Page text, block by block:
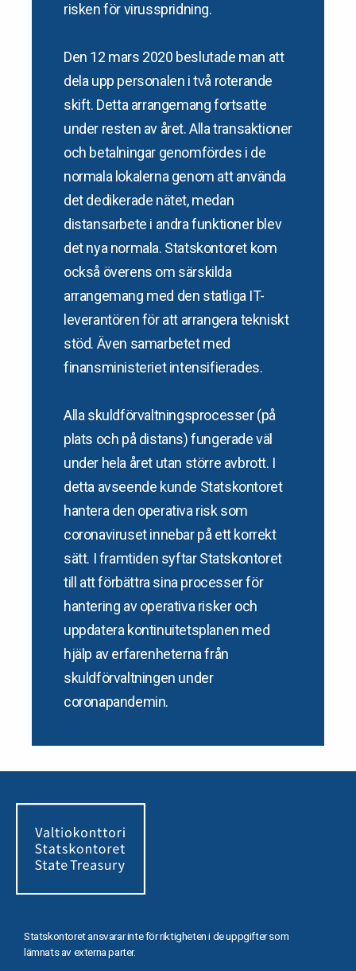
risken för virusspridning.
Den 12 mars 2020 beslutade man att
dela upp personalen i två roterande
skift. Detta arrangemang fortsatte
under resten av året. Alla transaktioner
och betalningar genomfördes i de
normala lokalerna genom att använda
det dedikerade nätet, medan
distansarbete i andra funktioner blev
det nya normala. Statskontoret kom
också överens om särskilda
arrangemang med den statliga IT-
leverantören för att arrangera tekniskt
stöd. Även samarbetet med
finansministeriet intensifierades.
Alla skuldförvaltningsprocesser (på
plats och på distans) fungerade väl
under hela året utan större avbrott. I
detta avseende kunde Statskontoret
hantera den operativa risk som
coronaviruset innebar på ett korrekt
sätt. I framtiden syftar Statskontoret
till att förbättra sina processer för
hantering av operativa risker och
uppdatera kontinuitetsplanen med
hjälp av erfarenheterna från
skuldförvaltningen under
coronapandemin.
Statskontoret ansvarar inte för riktigheten i de uppgifter som
lämnats av externa parter.